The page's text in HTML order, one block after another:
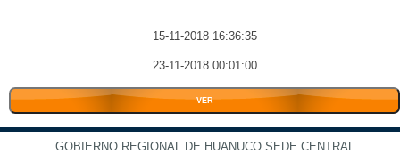
15-11-2018 16:36:35
23-11-2018 00:01:00
VER
GOBIERNO REGIONAL DE HUANUCO SEDE CENTRAL